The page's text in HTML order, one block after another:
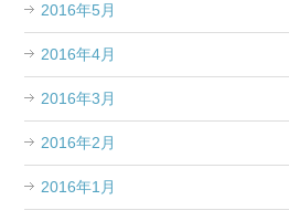
2016年5月
2016年4月
2016年3月
2016年2月
2016年1月